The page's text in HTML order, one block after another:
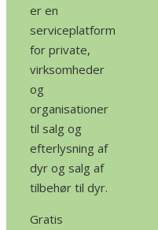
er en
serviceplatform
for private,
virksomheder
og
organisationer
til salg og
efterlysning af
dyr og salg af
tilbehør til dyr.
Gratis